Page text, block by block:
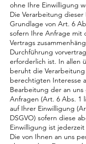
ohne Ihre Einwilligung
Die Verarbeitung
Grundlage von Art. 6
sofern Ihre Anfrage mit
Vertrags
Durchführung
erforderlich ist. In allen
beruht die
berechtigten Interesse
Bearbeitung der an
Anfragen (Art. 6 Abs. 1
auf Ihrer Einwilligung
DSGVO) sofern diese
Einwilligung ist
Die von Ihnen an uns